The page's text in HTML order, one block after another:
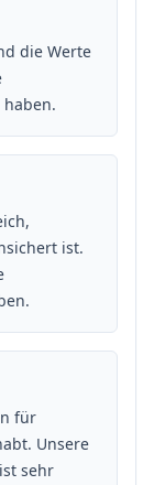
die Werte
ist.
für
Unsere
sehr